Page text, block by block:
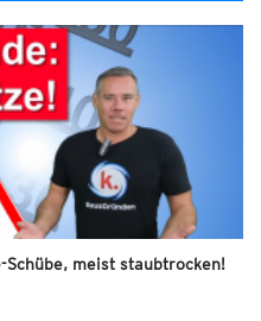
Schübe, meist staubtrocken!